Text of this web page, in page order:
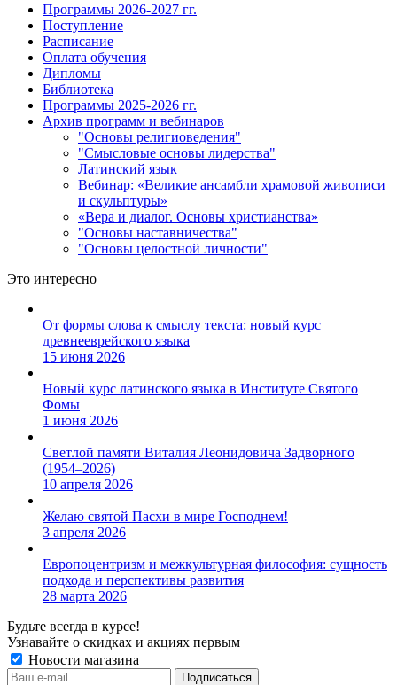
Программы 2026-2027 гг.
Поступление
Расписание
Оплата обучения
Дипломы
Библиотека
Программы 2025-2026 гг.
Архив программ и вебинаров
"Основы религиоведения"
"Смысловые основы лидерства"
Латинский язык
Вебинар: «Великие ансамбли храмовой живописи
и скульптуры»
«Вера и диалог. Основы христианства»
"Основы наставничества"
"Основы целостной личности"
Это интересно
От формы слова к смыслу текста: новый курс
древнееврейского языка
15 июня 2026
Новый курс латинского языка в Институте Святого
Фомы
1 июня 2026
Светлой памяти Виталия Леонидовича Задворного
(1954–2026)
10 апреля 2026
Желаю святой Пасхи в мире Господнем!
3 апреля 2026
Европоцентризм и межкультурная философия: сущность
подхода и перспективы развития
28 марта 2026
Будьте всегда в курсе!
Узнавайте о скидках и акциях первым
Новости магазина